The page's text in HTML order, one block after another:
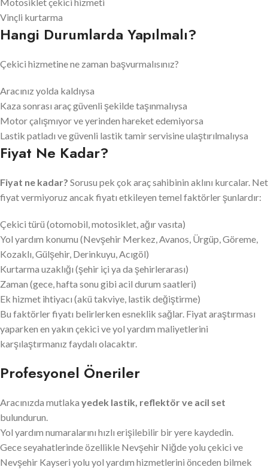
Vinçli kurtarma
Hangi Durumlarda Yapılmalı?
Çekici hizmetine ne zaman başvurmalısınız?
Aracınız yolda kaldıysa
Kaza sonrası araç güvenli şekilde taşınmalıysa
Motor çalışmıyor ve yerinden hareket edemiyorsa
Lastik patladı ve güvenli lastik tamir servisine ulaştırılmalıysa
Fiyat Ne Kadar?
Fiyat ne kadar? Sorusu pek çok araç sahibinin aklını kurcalar. Net
fiyat vermiyoruz ancak fiyatı etkileyen temel faktörler şunlardır:
Çekici türü (otomobil, motosiklet, ağır vasıta)
Yol yardım konumu (Nevşehir Merkez, Avanos, Ürgüp, Göreme,
Kozaklı, Gülşehir, Derinkuyu, Acıgöl)
Kurtarma uzaklığı (şehir içi ya da şehirlerarası)
Zaman (gece, hafta sonu gibi acil durum saatleri)
Ek hizmet ihtiyacı (akü takviye, lastik değiştirme)
Bu faktörler fiyatı belirlerken esneklik sağlar. Fiyat araştırması
yaparken en yakın çekici ve yol yardım maliyetlerini
karşılaştırmanız faydalı olacaktır.
Profesyonel Öneriler
Aracınızda mutlaka yedek lastik, reflektör ve acil set
bulundurun.
Yol yardım numaralarını hızlı erişilebilir bir yere kaydedin.
Gece seyahatlerinde özellikle Nevşehir Niğde yolu çekici ve
Nevşehir Kayseri yolu yol yardım hizmetlerini önceden bilmek